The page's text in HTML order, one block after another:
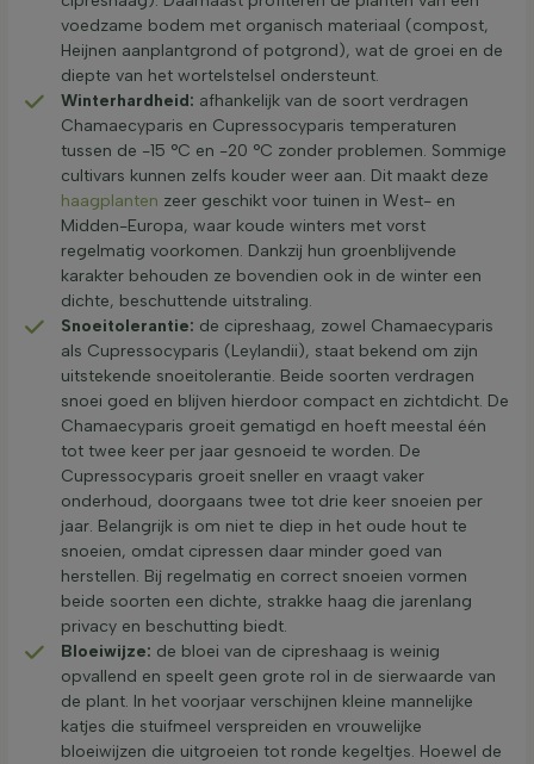
voedzame bodem met organisch materiaal (compost,
Heijnen aanplantgrond of potgrond), wat de groei en de
diepte van het wortelstelsel ondersteunt.
Winterhardheid: afhankelijk van de soort verdragen
Chamaecyparis en Cupressocyparis temperaturen
tussen de -15 °C en -20 °C zonder problemen. Sommige
cultivars kunnen zelfs kouder weer aan. Dit maakt deze
haagplanten zeer geschikt voor tuinen in West- en
Midden-Europa, waar koude winters met vorst
regelmatig voorkomen. Dankzij hun groenblijvende
karakter behouden ze bovendien ook in de winter een
dichte, beschuttende uitstraling.
Snoeitolerantie: de cipreshaag, zowel Chamaecyparis
als Cupressocyparis (Leylandii), staat bekend om zijn
uitstekende snoeitolerantie. Beide soorten verdragen
snoei goed en blijven hierdoor compact en zichtdicht. De
Chamaecyparis groeit gematigd en hoeft meestal één
tot twee keer per jaar gesnoeid te worden. De
Cupressocyparis groeit sneller en vraagt vaker
onderhoud, doorgaans twee tot drie keer snoeien per
jaar. Belangrijk is om niet te diep in het oude hout te
snoeien, omdat cipressen daar minder goed van
herstellen. Bij regelmatig en correct snoeien vormen
beide soorten een dichte, strakke haag die jarenlang
privacy en beschutting biedt.
Bloeiwijze: de bloei van de cipreshaag is weinig
opvallend en speelt geen grote rol in de sierwaarde van
de plant. In het voorjaar verschijnen kleine mannelijke
katjes die stuifmeel verspreiden en vrouwelijke
bloeiwijzen die uitgroeien tot ronde kegeltjes. Hoewel de